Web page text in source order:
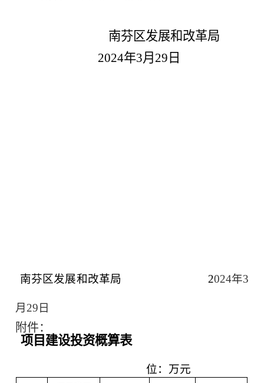
南芬区发展和改革局
2024年3月29日
南芬区发展和改革局 2024年3
月 29 日
附件：
项目建设投资概算表
位：万元